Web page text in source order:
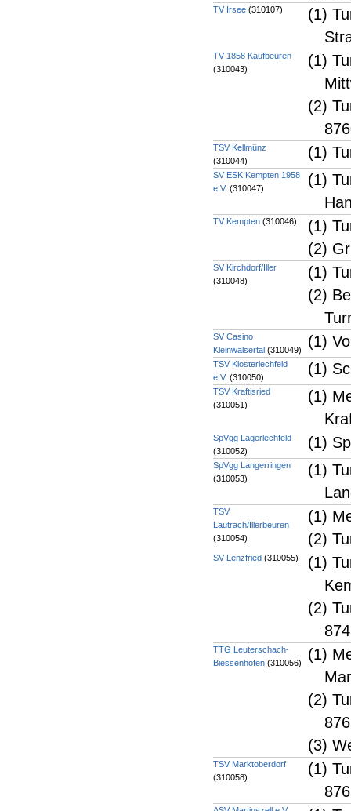
TV Irsee (310107)
(1)
TV 1858 Kaufbeuren
(310043)
(1)
(2)
TSV Kellmünz
(310044)
(1)
SV ESK Kempten 1958
e.V. (310047)
(1)
TV Kempten (310046)
(1)
(2)
SV Kirchdorf/Iller
(310048)
(1)
(2)
SV Casino
Kleinwalsertal (310049) (1)
TSV Klosterlechfeld
e.V. (310050) (1)
TSV Kraftisried
(310051)
(1)
SpVgg Lagerlechfeld
(310052)
(1)
SpVgg Langerringen
(310053)
(1)
TSV
Lautrach/Illerbeuren
(310054)
(1)
(2)
SV Lenzfried (310055)
(1)
(2)
TTG Leuterschach-
Biessenhofen (310056)
(1)
(2)
(3)
TSV Marktoberdorf
(310058)
(1)